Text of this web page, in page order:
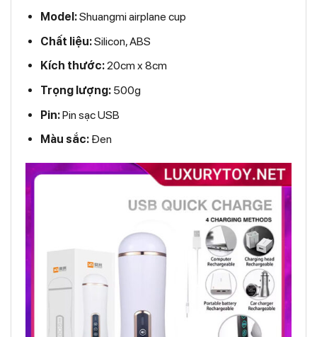
Model:Shuangmi airplane cup
Chất liệu:Silicon, ABS
Kích thước:20cm x 8cm
Trọng lượng:500g
Pin:Pin sạc USB
Màu sắc:Đen